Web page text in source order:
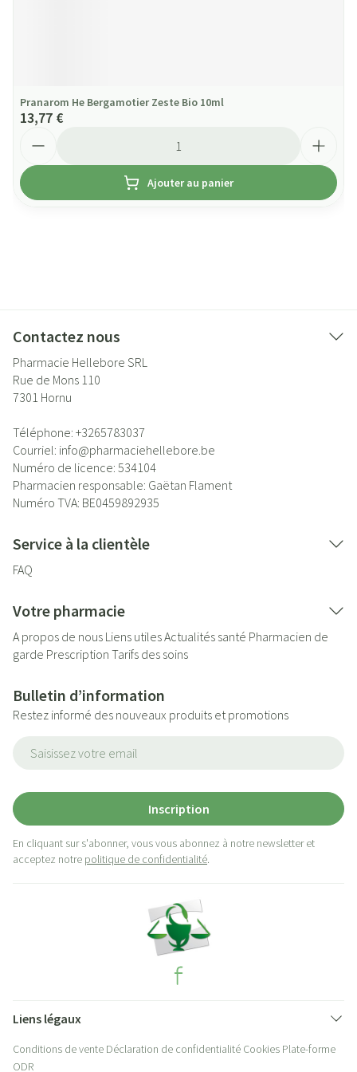
Pranarom He Bergamotier Zeste Bio 10ml
13,77 €
Ajouter au panier
Contactez nous
Pharmacie Hellebore SRL
Rue de Mons 110
7301 Hornu
Téléphone: +3265783037
Courriel: info@pharmaciehellebore.be
Numéro de licence: 534104
Pharmacien responsable: Gaëtan Flament
Numéro TVA: BE0459892935
Service à la clientèle
FAQ
Votre pharmacie
A propos de nous Liens utilesActualités santé Pharmacien de
garde Prescription Tarifs des soins
Bulletin d’information
Restez informé des nouveaux produits et promotions
Inscription
En cliquant sur s'abonner, vous vous abonnez à notre newsletter et
acceptez notre politique de confidentialité.
Liens légaux
Conditions de vente Déclaration de confidentialité Cookies Plate-forme
ODR